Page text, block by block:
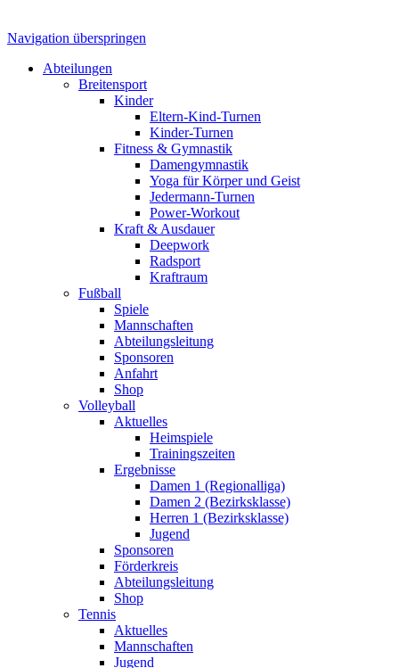
Navigation überspringen
Abteilungen
Breitensport
Kinder
Eltern-Kind-Turnen
Kinder-Turnen
Fitness & Gymnastik
Damengymnastik
Yoga für Körper und Geist
Jedermann-Turnen
Power-Workout
Kraft & Ausdauer
Deepwork
Radsport
Kraftraum
Fußball
Spiele
Mannschaften
Abteilungsleitung
Sponsoren
Anfahrt
Shop
Volleyball
Aktuelles
Heimspiele
Trainingszeiten
Ergebnisse
Damen 1 (Regionalliga)
Damen 2 (Bezirksklasse)
Herren 1 (Bezirksklasse)
Jugend
Sponsoren
Förderkreis
Abteilungsleitung
Shop
Tennis
Aktuelles
Mannschaften
Jugend